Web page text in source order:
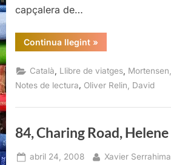
capçalera de…
Continua llegint“Tres
tasses
te,
David
Oliver
Mortensen”
»
Català Llibre de viatges
Notes de lectura, Oliver Relin, David
84, Charing Road,
Posted
abril 24, 2008 By
Xavier Serrahima